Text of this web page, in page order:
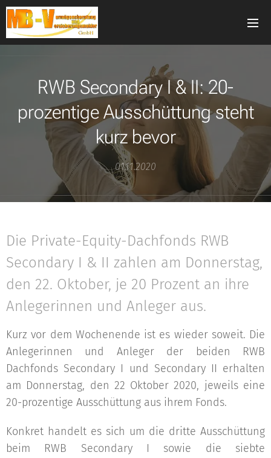
RWB Secondary I & II: 20-
prozentige Ausschüttung steht
kurz bevor
01.11.2020
Die Private-Equity-Dachfonds RWB
Secondary I & II zahlen am Donnerstag,
den 22. Oktober, je 20 Prozent an ihre
Anlegerinnen und Anleger aus.
Kurz vor dem Wochenende ist es wieder soweit. Die
Anlegerinnen und Anleger der beiden RWB
Dachfonds Secondary I und Secondary II erhalten
am Donnerstag, den 22 Oktober 2020, jeweils eine
20-prozentige Ausschüttung aus ihrem Fonds.
Konkret handelt es sich um die dritte Ausschüttung
beim RWB Secondary I sowie die siebte